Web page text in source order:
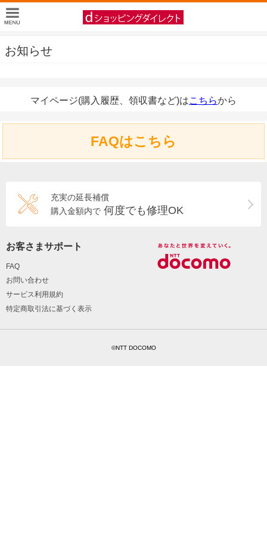
お知らせ
マイページ(購入履歴、領収書など)はこちらから
FAQはこちら
充実の延長補償
購入金額内で 何度でも修理OK
お客さまサポート
FAQ
お問い合わせ
サービス利用規約
特定商取引法に基づく表示
©NTT DOCOMO